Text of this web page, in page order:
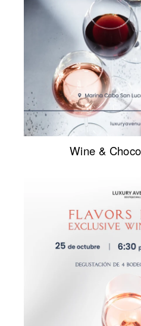
Wine &